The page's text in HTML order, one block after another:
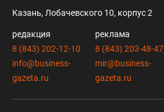
Казань, Лобачевского 10, корпус 2
редакция
8 (843) 202-12-10
info@business-
gazeta.ru
реклама
8 (843) 203-48-47
mir@business-
gazeta.ru